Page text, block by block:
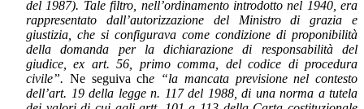
del 1987). Tale filtro, nell’ordinamento introdotto nel 1940, era
rappresentato dall’autorizzazione del Ministro di grazia e
giustizia, che si configurava come condizione di proponibilità
della domanda per la dichiarazione di responsabilità del
giudice, ex art. 56, primo comma, del codice di procedura
civile”. Ne seguiva che “la mancata previsione nel contesto
dell’art. 19 della legge n. 117 del 1988, di una norma a tutela